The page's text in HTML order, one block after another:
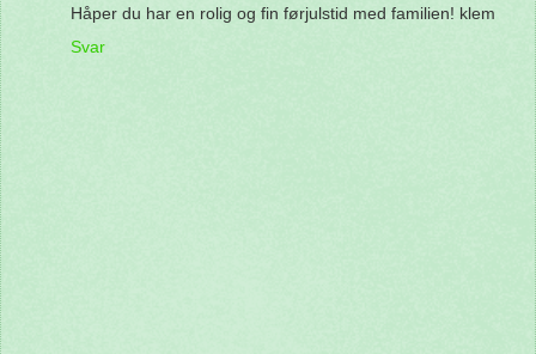
Håper du har en rolig og fin førjulstid med familien! klem
Svar